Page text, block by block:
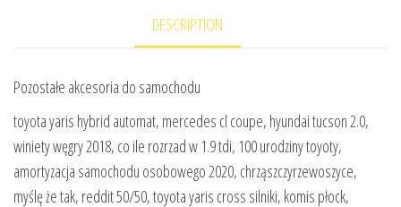
DESCRIPTION
Pozostałe akcesoria do samochodu
toyota yaris hybrid automat, mercedes cl coupe, hyundai tucson 2.0,
winiety węgry 2018, co ile rozrzad w 1.9 tdi, 100 urodziny toyoty,
amortyzacja samochodu osobowego 2020, chrząszczyrzewoszyce,
myślę że tak, reddit 50/50, toyota yaris cross silniki, komis płock,